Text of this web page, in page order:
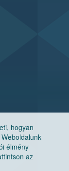
hogyan
élmény
az